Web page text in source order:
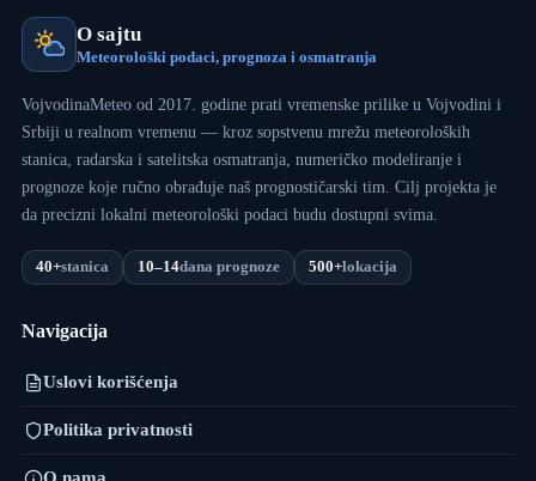
O sajtu
Meteorološki podaci, prognoza i osmatranja
VojvodinaMeteo od 2017. godine prati vremenske prilike u Vojvodini i
Srbiji u realnom vremenu — kroz sopstvenu mrežu meteoroloških
stanica, radarska i satelitska osmatranja, numeričko modeliranje i
prognoze koje ručno obrađuje naš prognostičarski tim. Cilj projekta je
da precizni lokalni meteorološki podaci budu dostupni svima.
40+stanica 10–14dana prognoze 500+lokacija
Navigacija
Uslovi korišćenja
Politika privatnosti